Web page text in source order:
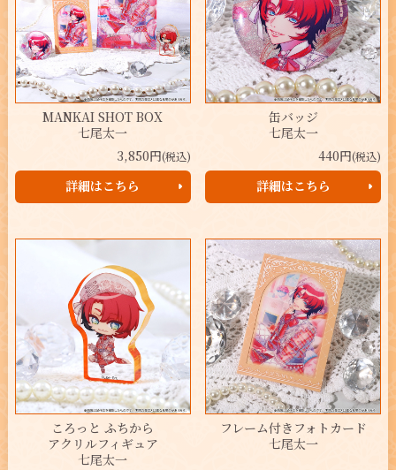
MANKAI SHOT BOX
七尾太一
3,850円(税込)
詳細はこちら
缶バッジ
七尾太一
440円(税込)
詳細はこちら
ころっと ふちから
アクリルフィギュア
七尾太一
フレーム付きフォトカード
七尾太一